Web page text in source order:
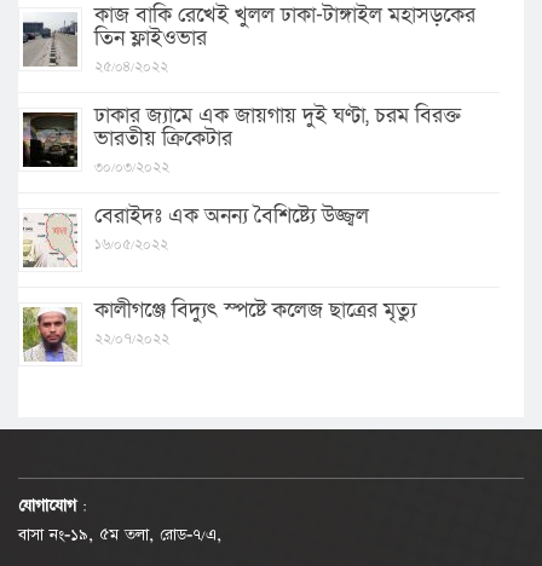
কাজ বাকি রেখেই খুলল ঢাকা-টাঙ্গাইল মহাসড়কের
তিন ফ্লাইওভার
২৫/০৪/২০২২
ঢাকার জ্যামে এক জায়গায় দুই ঘণ্টা, চরম বিরক্ত
ভারতীয় ক্রিকেটার
৩০/০৩/২০২২
বেরাইদঃ এক অনন্য বৈশিষ্ট্যে উজ্জ্বল
১৬/০৫/২০২২
কালীগঞ্জে বিদ্যুৎ স্পষ্টে কলেজ ছাত্রের মৃত্যু
২২/০৭/২০২২
যোগাযোগ :
বাসা নং-১৯, ৫ম তলা, রোড-৭/এ,